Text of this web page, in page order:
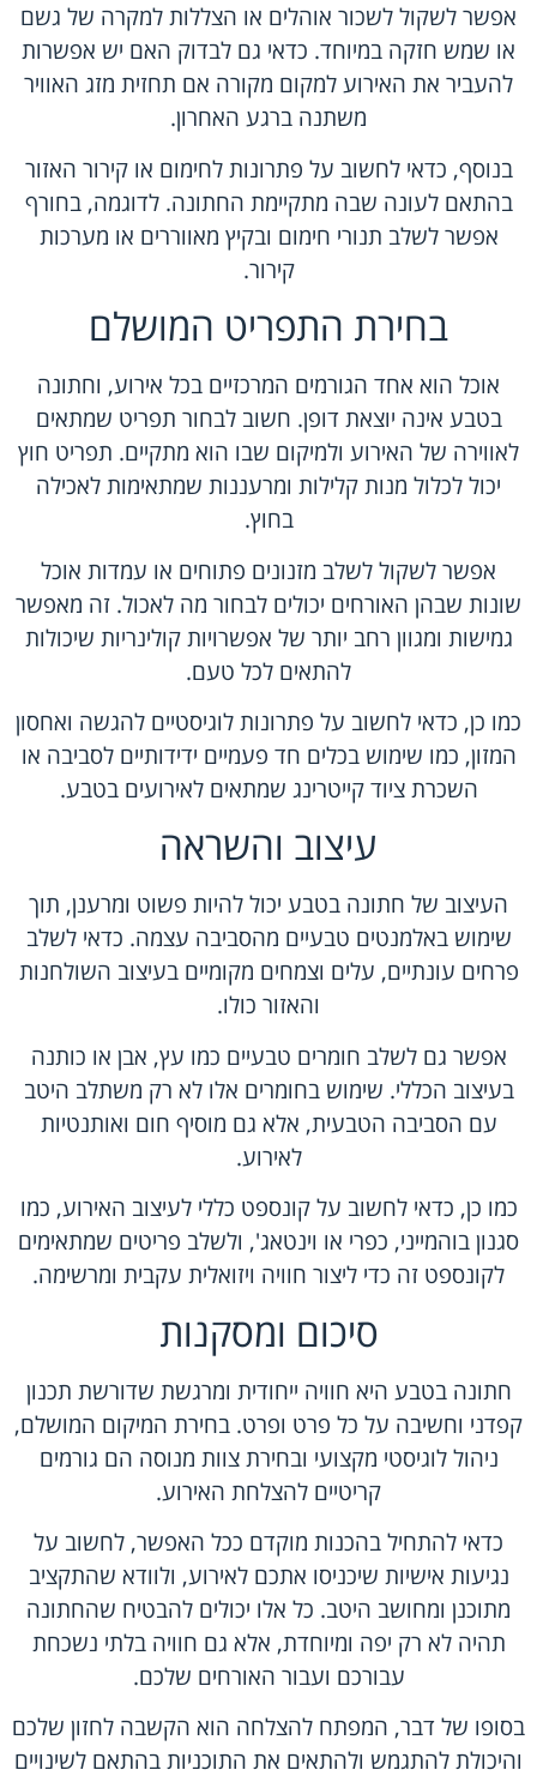
אפשר לשקול לשכור אוהלים או הצללות למקרה של גשם
או שמש חזקה במיוחד. כדאי גם לבדוק האם יש אפשרות
להעביר את האירוע למקום מקורה אם תחזית מזג האוויר
משתנה ברגע האחרון.
בנוסף, כדאי לחשוב על פתרונות לחימום או קירור האזור
בהתאם לעונה שבה מתקיימת החתונה. לדוגמה, בחורף
אפשר לשלב תנורי חימום ובקיץ מאווררים או מערכות
קירור.
בחירת התפריט המושלם
אוכל הוא אחד הגורמים המרכזיים בכל אירוע, וחתונה
בטבע אינה יוצאת דופן. חשוב לבחור תפריט שמתאים
לאווירה של האירוע ולמיקום שבו הוא מתקיים. תפריט חוץ
יכול לכלול מנות קלילות ומרעננות שמתאימות לאכילה
בחוץ.
אפשר לשקול לשלב מזנונים פתוחים או עמדות אוכל
שונות שבהן האורחים יכולים לבחור מה לאכול. זה מאפשר
גמישות ומגוון רחב יותר של אפשרויות קולינריות שיכולות
להתאים לכל טעם.
כמו כן, כדאי לחשוב על פתרונות לוגיסטיים להגשה ואחסון
המזון, כמו שימוש בכלים חד פעמיים ידידותיים לסביבה או
השכרת ציוד קייטרינג שמתאים לאירועים בטבע.
עיצוב והשראה
העיצוב של חתונה בטבע יכול להיות פשוט ומרענן, תוך
שימוש באלמנטים טבעיים מהסביבה עצמה. כדאי לשלב
פרחים עונתיים, עלים וצמחים מקומיים בעיצוב השולחנות
והאזור כולו.
אפשר גם לשלב חומרים טבעיים כמו עץ, אבן או כותנה
בעיצוב הכללי. שימוש בחומרים אלו לא רק משתלב היטב
עם הסביבה הטבעית, אלא גם מוסיף חום ואותנטיות
לאירוע.
כמו כן, כדאי לחשוב על קונספט כללי לעיצוב האירוע, כמו
סגנון בוהמייני, כפרי או וינטאג', ולשלב פריטים שמתאימים
לקונספט זה כדי ליצור חוויה ויזואלית עקבית ומרשימה.
סיכום ומסקנות
חתונה בטבע היא חוויה ייחודית ומרגשת שדורשת תכנון
קפדני וחשיבה על כל פרט ופרט. בחירת המיקום המושלם,
ניהול לוגיסטי מקצועי ובחירת צוות מנוסה הם גורמים
קריטיים להצלחת האירוע.
כדאי להתחיל בהכנות מוקדם ככל האפשר, לחשוב על
נגיעות אישיות שיכניסו אתכם לאירוע, ולוודא שהתקציב
מתוכנן ומחושב היטב. כל אלו יכולים להבטיח שהחתונה
תהיה לא רק יפה ומיוחדת, אלא גם חוויה בלתי נשכחת
עבורכם ועבור האורחים שלכם.
בסופו של דבר, המפתח להצלחה הוא הקשבה לחזון שלכם
והיכולת להתגמש ולהתאים את התוכניות בהתאם לשינויים